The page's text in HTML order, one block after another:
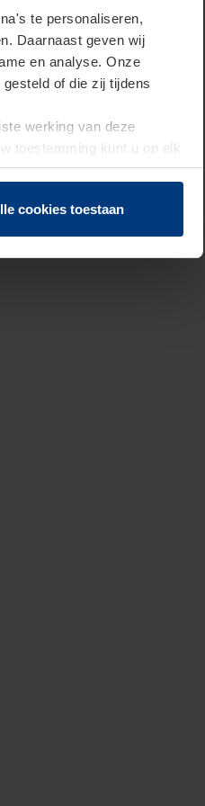
te personaliseren,
Daarnaast geven wij
en analyse. Onze
of die zij tijdens
werking van deze
toestemming kunt u op elk
herroepen.
cookies toestaan